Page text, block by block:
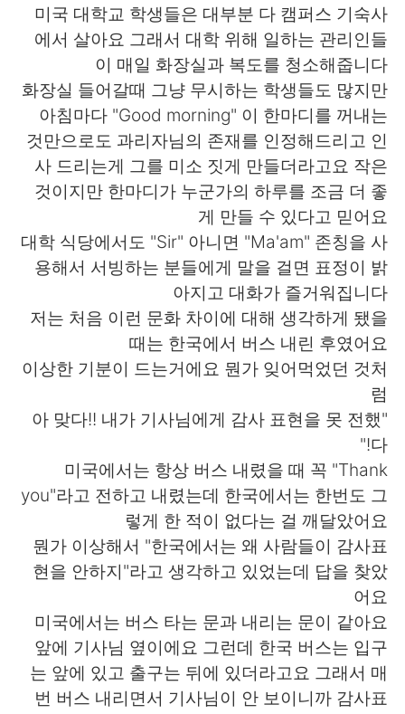
미국 대학교 학생들은 대부분 다 캠퍼스 기숙사
에서 살아요 그래서 대학 위해 일하는 관리인들
이 매일 화장실과 복도를 청소해줍니다
화장실 들어갈때 그냥 무시하는 학생들도 많지만
아침마다 "Good morning" 이 한마디를 꺼내는
것만으로도 과리자님의 존재를 인정해드리고 인
사 드리는게 그를 미소 짓게 만들더라고요 작은
것이지만 한마디가 누군가의 하루를 조금 더 좋
게 만들 수 있다고 믿어요
대학 식당에서도 "Sir" 아니면 "Ma'am" 존칭을 사
용해서 서빙하는 분들에게 말을 걸면 표정이 밝
아지고 대화가 즐거워집니다
저는 처음 이런 문화 차이에 대해 생각하게 됐을
때는 한국에서 버스 내린 후였어요
이상한 기분이 드는거에요 뭔가 잊어먹었던 것처
럼
"아 맞다!! 내가 기사님에게 감사 표현을 못 전했
다!"
미국에서는 항상 버스 내렸을 때 꼭 "Thank
you"라고 전하고 내렸는데 한국에서는 한번도 그
렇게 한 적이 없다는 걸 깨달았어요
뭔가 이상해서 "한국에서는 왜 사람들이 감사표
현을 안하지"라고 생각하고 있었는데 답을 찾았
어요
미국에서는 버스 타는 문과 내리는 문이 같아요
앞에 기사님 옆이에요 그런데 한국 버스는 입구
는 앞에 있고 출구는 뒤에 있더라고요 그래서 매
번 버스 내리면서 기사님이 안 보이니까 감사표